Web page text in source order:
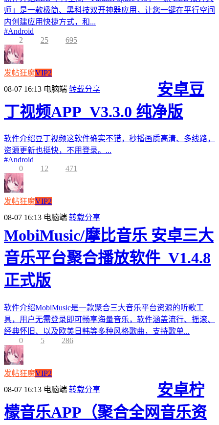
师」是一款极简、黑科技双开神器应用，让您一键在平行空间
内创建应用快捷方式，和...
#Android
2
25 695
发帖狂魔VIP2
08-07 16:13 电脑端 转载分享
安卓豆
丁视频APP_V3.3.0 纯净版
软件介绍豆丁视频这软件确实不错，秒播画质高清、多线路，
资源更新也挺快，不用登录。...
#Android
0
12 471
发帖狂魔VIP2
08-07 16:13 电脑端 转载分享
MobiMusic/摩比音乐 安卓三大
音乐平台聚合播放软件_V1.4.8
正式版
软件介绍MobiMusic是一款聚合三大音乐平台资源的听歌工
具，用户无需登录即可畅享海量音乐，软件涵盖流行、摇滚、
经典怀旧、以及欧美日韩等多种风格歌曲，支持歌单...
0
5 286
发帖狂魔VIP2
08-07 16:13 电脑端 转载分享
安卓柠
檬音乐APP（聚合全网音乐资